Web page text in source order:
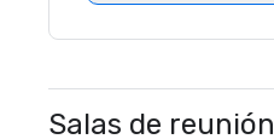
Salas de reunión